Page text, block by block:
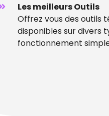
Les meilleurs Outils
Offrez vous des outils
disponibles sur divers
fonctionnement